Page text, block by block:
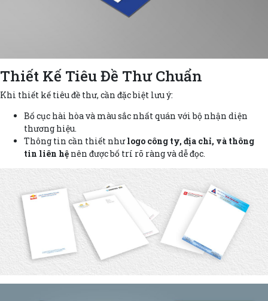
Thiết Kế Tiêu Đề Thư Chuẩn
Khi thiết kế tiêu đề thư, cần đặc biệt lưu ý:
Bố cục hài hòa và màu sắc nhất quán với bộ nhận diện
thương hiệu.
Thông tin cần thiết nhưlogo công ty, địa chỉ, và thông
tin liên hệ nên được bố trí rõ ràng và dễ đọc.